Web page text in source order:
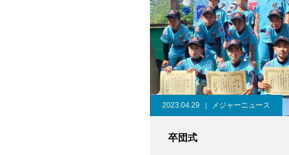
2023.04.29 メジャーニュース
卒団式